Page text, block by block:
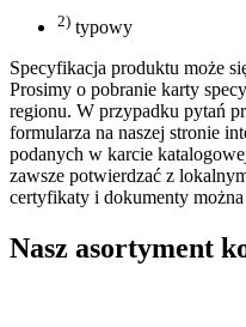
2) typowy
Specyfikacja produktu może
Prosimy o pobranie karty
regionu. W przypadku pytań
formularza na naszej stronie
podanych w karcie
zawsze potwierdzać z
certyfikaty i dokumenty można
Nasz asortyment